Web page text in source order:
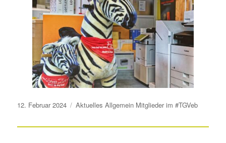
Veröffentlicht
12. Februar 2024 Aktuelles Allgemein Mitglieder im #TGVeb